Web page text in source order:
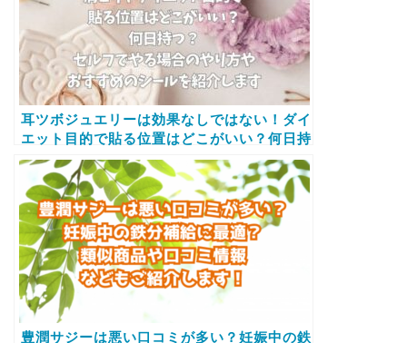
耳ツボジュエリーは効果なしではない！ダイ
エット目的で貼る位置はどこがいい？何日持
つ？セルフでやる場合のやり方やおすすめの
シールを紹介します
豊潤サジーは悪い口コミが多い？妊娠中の鉄